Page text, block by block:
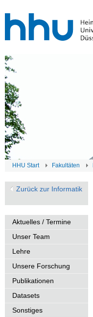
HHU Start Fakultäten
Zurück zur Informatik
Aktuelles / Termine
Unser Team
Lehre
Unsere Forschung
Publikationen
Datasets
Sonstiges